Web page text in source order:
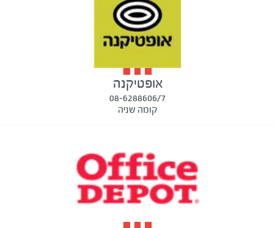
אופטיקנה
08-6288606/7
קומה שניה